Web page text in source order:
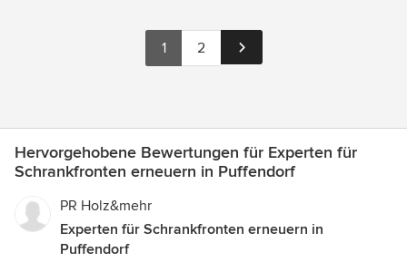
1 2
Hervorgehobene Bewertungen für Experten für
Schrankfronten erneuern in Puffendorf
PR Holz&mehr
Experten für Schrankfronten erneuern in
Puffendorf